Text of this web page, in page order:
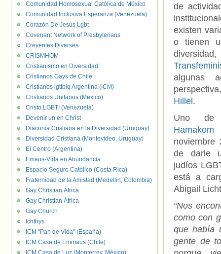
de
existen
o tienen
algunas
Hillel .
Uno de
Hamakom
noviembre
de darle
judíos
está a
Abigail
“Nos
como con
que había
gente de
Comunidad Homosexual Católica de México
Comunidad Inclusiva Esperanza (Venezuela)
Corazón De Jesús Lgbt
Covenant Network of Presbyterians
Creyentes Diverses
CRISMHOM
Cristianismo en Diversidad
Cristianos Gays de Chile
Cristianos lgttbiq Argentina (ICM)
Cristianos Unitarios (Mexico)
Cristo LGBTI (Venezuela)
Devenir un en Christ
Diaconía Cristiana en la Diversidad (Uruguay)
Diversidad Cristiana (Montevideo, Uruguay)
El Centro (Argentina)
Emaus-Vida en Abundancia
Espacio Seguro Católico (Costa Rica)
Fraternidad de la Amistad (Medellin, Colombia)
Gay Christian África
Gay Christian África
Gay Church
Ichthys
ICM "Pan de Vida" (España)
ICM Casa de Emmaus (Chile)
ICM Casa de Luz (Monterrey, México)